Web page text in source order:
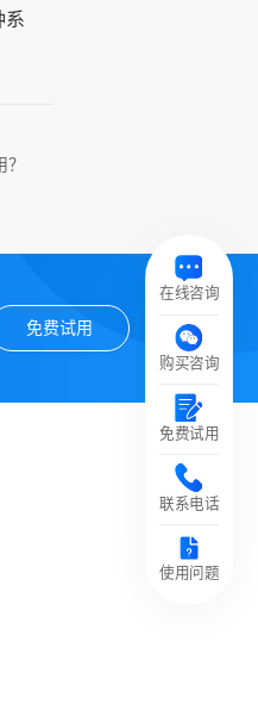
系
免费试用
在线咨询
购买咨询
免费试用
联系电话
使用问题